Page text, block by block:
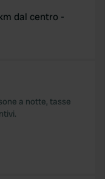
dal centro -
a notte, tasse